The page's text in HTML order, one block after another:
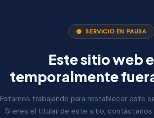
SERVICIO EN PAUSA
Este sitio web
temporalmente
Estamos trabajando para restablecer este
Si eres el titular de este sitio, contáctanos